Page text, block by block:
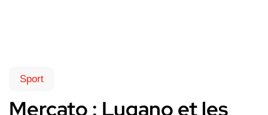
Sport
Mercato : Lugano et les